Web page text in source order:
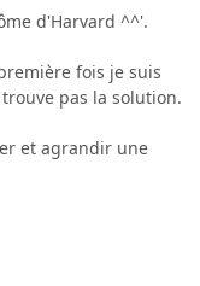
d'Harvard ^^'.
fois je suis
pas la solution.
et agrandir une